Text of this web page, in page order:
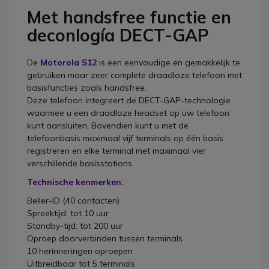
Met handsfree functie en
deconlogía DECT-GAP
De Motorola S12 is een eenvoudige en gemakkelijk te
gebruiken maar zeer complete draadloze telefoon met
basisfuncties zoals handsfree.
Deze telefoon integreert de DECT-GAP-technologie
waarmee u een draadloze headset op uw telefoon
kunt aansluiten. Bovendien kunt u met de
telefoonbasis maximaal vijf terminals op één basis
registreren en elke terminal met maximaal vier
verschillende basisstations.
Technische kenmerken:
Beller-ID (40 contacten)
Spreektijd: tot 10 uur
Standby-tijd: tot 200 uur
Oproep doorverbinden tussen terminals
10 herinneringen oproepen
Uitbreidbaar tot 5 terminals